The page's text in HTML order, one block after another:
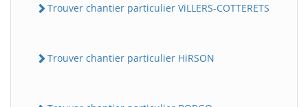
Trouver chantier particulier ViLLERS-COTTERETS
Trouver chantier particulier HiRSON